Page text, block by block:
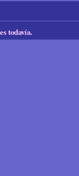
todavía.